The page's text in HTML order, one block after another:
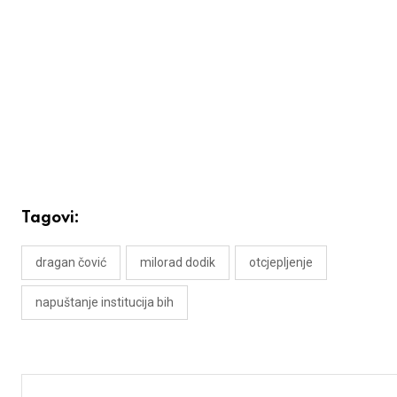
Tagovi:
dragan čović milorad dodik otcjepljenje
napuštanje institucija bih